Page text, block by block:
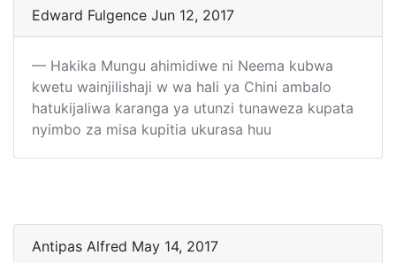
Edward Fulgence Jun 12, 2017
Hakika Mungu ahimidiwe ni Neema kubwa
kwetu wainjilishaji w wa hali ya Chini ambalo
hatukijaliwa karanga ya utunzi tunaweza kupata
nyimbo za misa kupitia ukurasa huu
Antipas Alfred May 14, 2017